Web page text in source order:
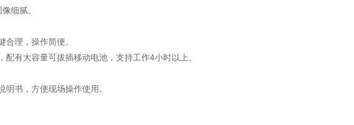
细腻。
合理，操作简便。
配有大容量可拔插移动电池，支持工作4小时以上。
明书，方便现场操作使用。